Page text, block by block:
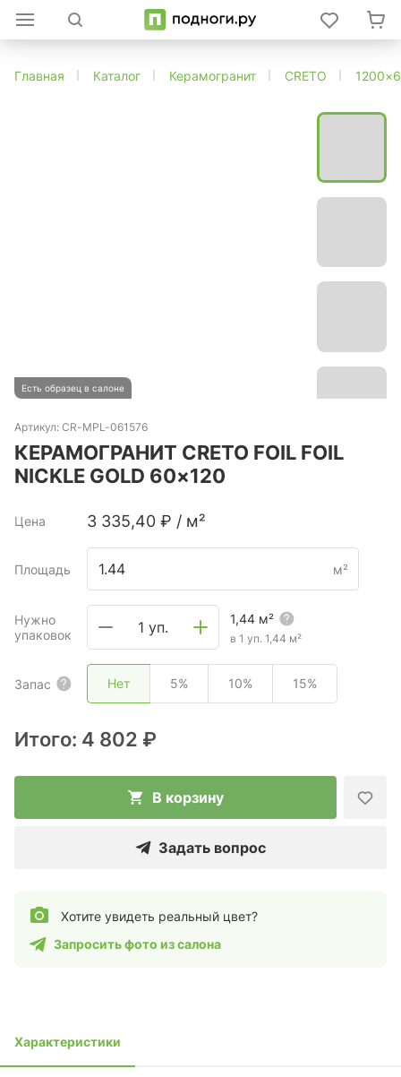
Главная Каталог Керамогранит CRETO
Есть образец в салоне
Артикул: CR-MPL-061576
КЕРАМОГРАНИТ CRETO FOIL FOIL
NICKLE GOLD 60×120
Цена 3 335,40 ₽ / м²
Площадь м²
Нужно
упаковок
1 уп. 1,44 м²
в 1 уп. 1,44 м²
Запас Нет 5% 10% 15%
Итого: 4 802 ₽
В корзину
Задать вопрос
Хотите увидеть реальный цвет?
Запросить фото из салона
Характеристики